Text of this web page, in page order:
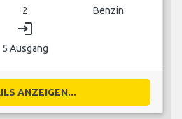
2 Benzin
login
5 Ausgang
ANZEIGEN...